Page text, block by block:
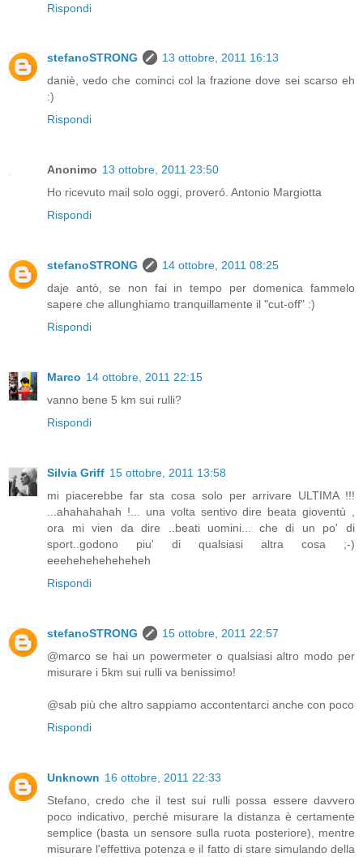
Rispondi
stefanoSTRONG
13 ottobre, 2011 16:13
daniè, vedo che cominci col la frazione dove sei scarso eh
:)
Rispondi
Anonimo 13 ottobre, 2011 23:50
Ho ricevuto mail solo oggi, proveró. Antonio Margiotta
Rispondi
stefanoSTRONG
14 ottobre, 2011 08:25
daje antò, se non fai in tempo per domenica fammelo
sapere che allunghiamo tranquillamente il "cut-off" :)
Rispondi
Marco 14 ottobre, 2011 22:15
vanno bene 5 km sui rulli?
Rispondi
Silvia Griff 15 ottobre, 2011 13:58
mi piacerebbe far sta cosa solo per arrivare ULTIMA !!!
...ahahahahah !... una volta sentivo dire beata gioventù ,
ora mi vien da dire ..beati uomini... che di un po' di
sport..godono piu' di qualsiasi altra cosa ;-)
eeeheheheheheheh
Rispondi
stefanoSTRONG
15 ottobre, 2011 22:57
@marco se hai un powermeter o qualsiasi altro modo per
misurare i 5km sui rulli va benissimo!
@sab più che altro sappiamo accontentarci anche con poco
Rispondi
Unknown 16 ottobre, 2011 22:33
Stefano, credo che il test sui rulli possa essere davvero
poco indicativo, perché misurare la distanza è certamente
semplice (basta un sensore sulla ruota posteriore), mentre
misurare l'effettiva potenza e il fatto di stare simulando della